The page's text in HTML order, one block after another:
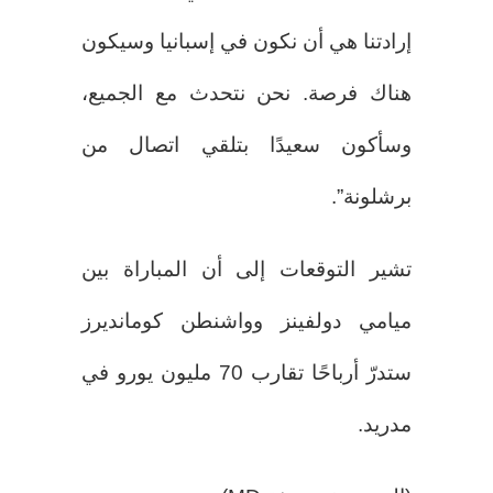
إرادتنا هي أن نكون في إسبانيا وسيكون
هناك فرصة. نحن نتحدث مع الجميع،
وسأكون سعيدًا بتلقي اتصال من
برشلونة”.
تشير التوقعات إلى أن المباراة بين
ميامي دولفينز وواشنطن كومانديرز
ستدرّ أرباحًا تقارب 70 مليون يورو في
مدريد.